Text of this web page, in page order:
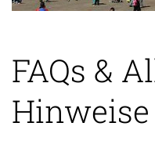
FAQs &
Hinweise